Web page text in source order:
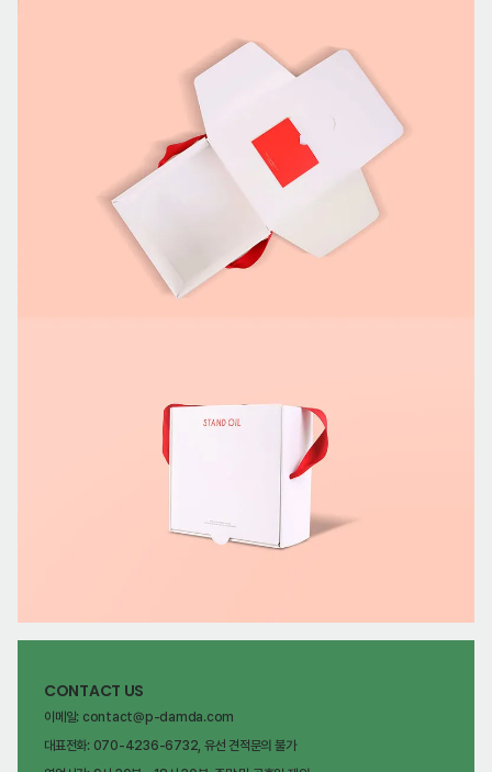
CONTACT US
이메일: contact@p-damda.com
대표전화: 070-4236-6732, 유선 견적문의 불가